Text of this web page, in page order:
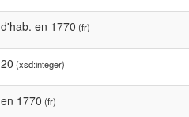
d'hab. en 1770 (fr)
20 (xsd:integer)
en 1770 (fr)